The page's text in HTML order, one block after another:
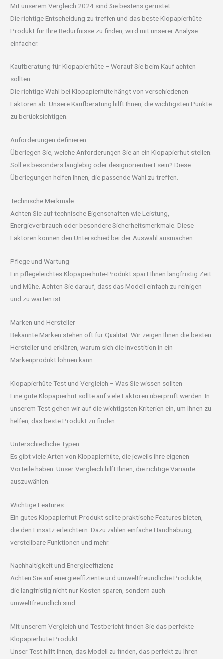
Mit unserem Vergleich 2024 sind Sie bestens gerüstet
Die richtige Entscheidung zu treffen und das beste Klopapierhüte-
Produkt für Ihre Bedürfnisse zu finden, wird mit unserer Analyse
einfacher.
Kaufberatung für Klopapierhüte – Worauf Sie beim Kauf achten
sollten
Die richtige Wahl bei Klopapierhüte hängt von verschiedenen
Faktoren ab. Unsere Kaufberatung hilft Ihnen, die wichtigsten Punkte
zu berücksichtigen.
Anforderungen definieren
Überlegen Sie, welche Anforderungen Sie an ein Klopapierhut stellen.
Soll es besonders langlebig oder designorientiert sein? Diese
Überlegungen helfen Ihnen, die passende Wahl zu treffen.
Technische Merkmale
Achten Sie auf technische Eigenschaften wie Leistung,
Energieverbrauch oder besondere Sicherheitsmerkmale. Diese
Faktoren können den Unterschied bei der Auswahl ausmachen.
Pflege und Wartung
Ein pflegeleichtes Klopapierhüte-Produkt spart Ihnen langfristig Zeit
und Mühe. Achten Sie darauf, dass das Modell einfach zu reinigen
und zu warten ist.
Marken und Hersteller
Bekannte Marken stehen oft für Qualität. Wir zeigen Ihnen die besten
Hersteller und erklären, warum sich die Investition in ein
Markenprodukt lohnen kann.
Klopapierhüte Test und Vergleich – Was Sie wissen sollten
Eine gute Klopapierhut sollte auf viele Faktoren überprüft werden. In
unserem Test gehen wir auf die wichtigsten Kriterien ein, um Ihnen zu
helfen, das beste Produkt zu finden.
Unterschiedliche Typen
Es gibt viele Arten von Klopapierhüte, die jeweils ihre eigenen
Vorteile haben. Unser Vergleich hilft Ihnen, die richtige Variante
auszuwählen.
Wichtige Features
Ein gutes Klopapierhut-Produkt sollte praktische Features bieten,
die den Einsatz erleichtern. Dazu zählen einfache Handhabung,
verstellbare Funktionen und mehr.
Nachhaltigkeit und Energieeffizienz
Achten Sie auf energieeffiziente und umweltfreundliche Produkte,
die langfristig nicht nur Kosten sparen, sondern auch
umweltfreundlich sind.
Mit unserem Vergleich und Testbericht finden Sie das perfekte
Klopapierhüte Produkt
Unser Test hilft Ihnen, das Modell zu finden, das perfekt zu Ihren